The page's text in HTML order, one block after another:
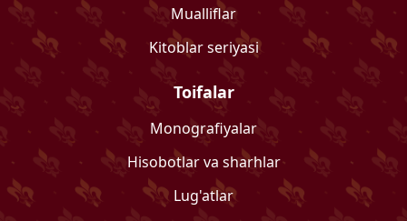
Mualliflar
Kitoblar seriyasi
Toifalar
Monografiyalar
Hisobotlar va sharhlar
Lug'atlar